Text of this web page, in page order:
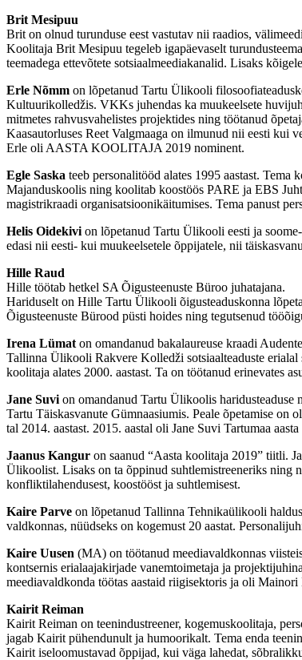
Brit Mesipuu
Brit on olnud turunduse eest vastutav nii raadios,
Koolitaja Brit Mesipuu tegeleb igapäevaselt
teemadega ettevõtete sotsiaalmeediakanalid. Lisaks
Erle Nõmm on lõpetanud Tartu Ülikooli
Kultuurikolledžis. VKKs juhendas ka muukeelsete
mitmetes rahvusvahelistes projektides ning töötanud
Kaasautorluses Reet Valgmaaga on ilmunud nii eesti kui
Erle oli AASTA KOOLITAJA 2019 nominent.
Egle Saska teeb personalitööd alates 1995 aastast.
Majanduskoolis ning koolitab koostöös PARE ja EBS
magistrikraadi organisatsioonikäitumises. Tema panust
Helis Oidekivi on lõpetanud Tartu Ülikooli eesti ja
edasi nii eesti- kui muukeelsetele õppijatele, nii
Hille Raud
Hille töötab hetkel SA Õigusteenuste Büroo juhatajana.
Hariduselt on Hille Tartu Ülikooli õigusteaduskonna
Õigusteenuste Bürood püsti hoides ning tegutsenud
Irena Lümat on omandanud bakalaureuse kraadi
Tallinna Ülikooli Rakvere Kolledži sotsiaalteaduste erialal
koolitaja alates 2000. aastast. Ta on töötanud erinevates
Jane Suvi on omandanud Tartu Ülikoolis haridusteaduse
Tartu Täiskasvanute Gümnaasiumis. Peale õpetamise on
tal 2014. aastast. 2015. aastal oli Jane Suvi Tartumaa
Jaanus Kangur on saanud “Aasta koolitaja 2019” tiitli.
Ülikoolist. Lisaks on ta õppinud suhtlemistreeneriks ning
konfliktilahendusest, koostööst ja suhtlemisest.
Kaire Parve on lõpetanud Tallinna Tehnikaülikooli
valdkonnas, nüüdseks on kogemust 20 aastat.
Kaire Uusen (MA) on töötanud meediavaldkonnas
kontsernis erialaajakirjade vanemtoimetaja ja
meediavaldkonda töötas aastaid riigisektoris ja oli
Kairit Reiman
Kairit Reiman on teenindustreener, kogemuskoolitaja,
jagab Kairit pühendunult ja humoorikalt. Tema enda
Kairit iseloomustavad õppijad, kui väga lahedat,